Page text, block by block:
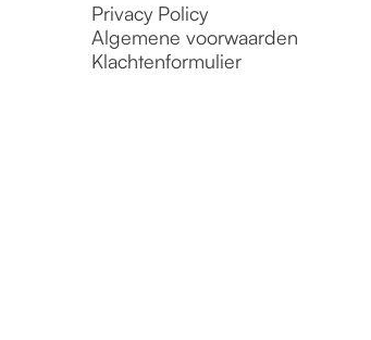
Privacy Policy
Algemene voorwaarden
Klachtenformulier